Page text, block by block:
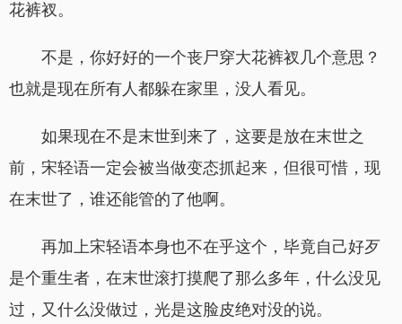
花裤衩。
不是，你好好的一个丧尸穿大花裤衩几个意思？
也就是现在所有人都躲在家里，没人看见。
如果现在不是末世到来了，这要是放在末世之
前，宋轻语一定会被当做变态抓起来，但很可惜，现
在末世了，谁还能管的了他啊。
再加上宋轻语本身也不在乎这个，毕竟自己好歹
是个重生者，在末世滚打摸爬了那么多年，什么没见
过，又什么没做过，光是这脸皮绝对没的说。